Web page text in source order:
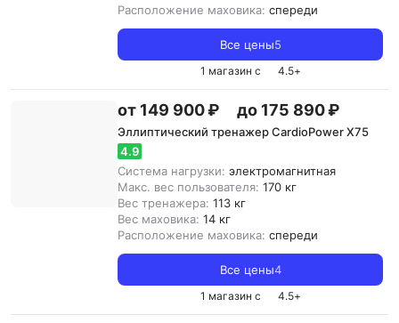
Расположение маховика: спереди
Все цены5
1 магазин с 4.5+
от 149 900 ₽ до 175 890 ₽
Эллиптический тренажер CardioPower X75
4.9
Система нагрузки: электромагнитная
Макс. вес пользователя: 170 кг
Вес тренажера: 113 кг
Вес маховика: 14 кг
Расположение маховика: спереди
Все цены4
1 магазин с 4.5+